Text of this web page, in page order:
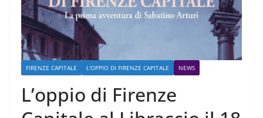
FIRENZE CAPITALE L'OPPIO DI FIRENZE CAPITALE NEWS
L’oppio di Firenze